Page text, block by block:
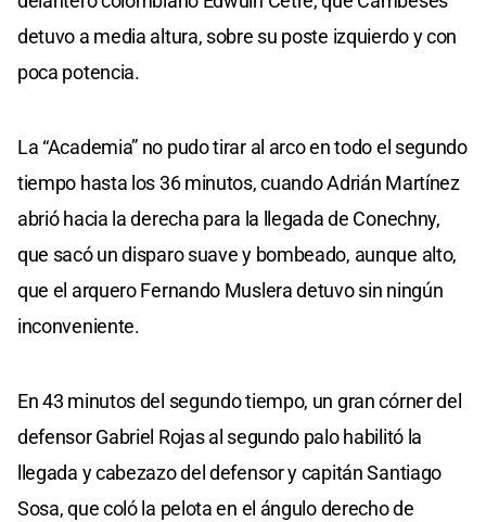
detuvo a media altura, sobre su poste izquierdo y con
poca potencia.
La “Academia” no pudo tirar al arco en todo el segundo
tiempo hasta los 36 minutos, cuando Adrián Martínez
abrió hacia la derecha para la llegada de Conechny,
que sacó un disparo suave y bombeado, aunque alto,
que el arquero Fernando Muslera detuvo sin ningún
inconveniente.
En 43 minutos del segundo tiempo, un gran córner del
defensor Gabriel Rojas al segundo palo habilitó la
llegada y cabezazo del defensor y capitán Santiago
Sosa, que coló la pelota en el ángulo derecho de